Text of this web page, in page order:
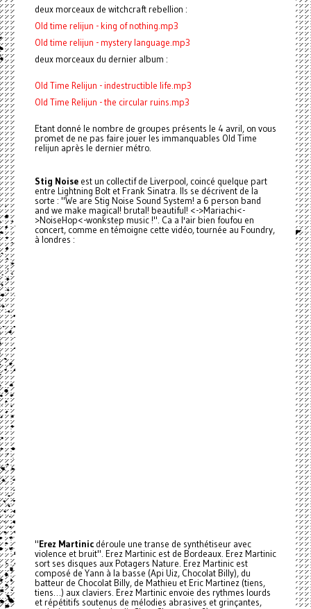
deux morceaux de witchcraft rebellion :
Old time relijun - king of nothing.mp3
Old time relijun - mystery language.mp3
deux morceaux du dernier album :
Old Time Relijun - indestructible life.mp3
Old Time Relijun - the circular ruins.mp3
Etant donné le nombre de groupes présents le 4 avril, on vous
promet de ne pas faire jouer les immanquables Old Time
relijun après le dernier métro.
Stig Noiseest un collectif de Liverpool, coincé quelque part
entre Lightning Bolt et Frank Sinatra. Ils se décrivent de la
sorte : "We are Stig Noise Sound System! a 6 person band
and we make magical! brutal! beautiful! <->Mariachi<-
>NoiseHop<-wonkstep music !". Ca a l'air bien foufou en
concert, comme en témoigne cette vidéo, tournée au Foundry,
à londres :
"Erez Martinicdéroule une transe de synthétiseur avec
violence et bruit". Erez Martinic est de Bordeaux. Erez Martinic
sort ses disques aux Potagers Nature. Erez Martinic est
composé de Yann à la basse (Api Uiz, Chocolat Billy), du
batteur de Chocolat Billy, de Mathieu et Eric Martinez (tiens,
tiens…) aux claviers. Erez Martinic envoie des rythmes lourds
et répétitifs soutenus de mélodies abrasives et grinçantes,